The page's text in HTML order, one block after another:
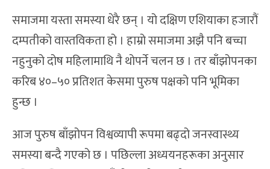
समाजमा यस्ता समस्या धेरै छन् । यो दक्षिण एशियाका हजारौं
दम्पतीको वास्तविकता हो । हाम्रो समाजमा अझै पनि बच्चा
नहुनुको दोष महिलामाथि नै थोपर्ने चलन छ । तर बाँझोपनका
करिब ४०–५० प्रतिशत केसमा पुरुष पक्षको पनि भूमिका
हुन्छ ।
आज पुरुष बाँझोपन विश्वव्यापी रूपमा बढ्दो जनस्वास्थ्य
समस्या बन्दै गएको छ । पछिल्ला अध्ययनहरूका अनुसार